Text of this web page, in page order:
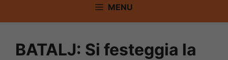
MENU
BATALJ: Si festeggia la